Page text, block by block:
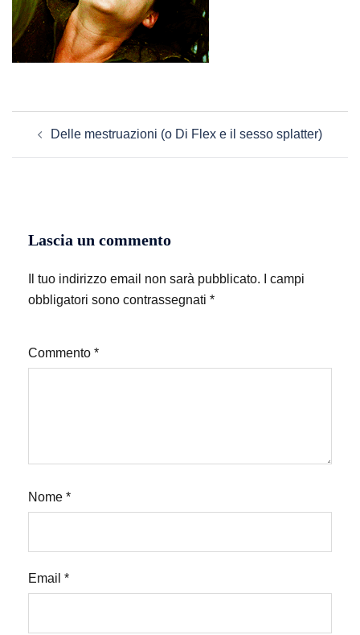
articoloDelle mestruazioni (o Di Flex e il sesso splatter)
Lascia un commento
Il tuo indirizzo email non sarà pubblicato.
I campi
obbligatori sono contrassegnati *
Commento *
Nome *
Email *